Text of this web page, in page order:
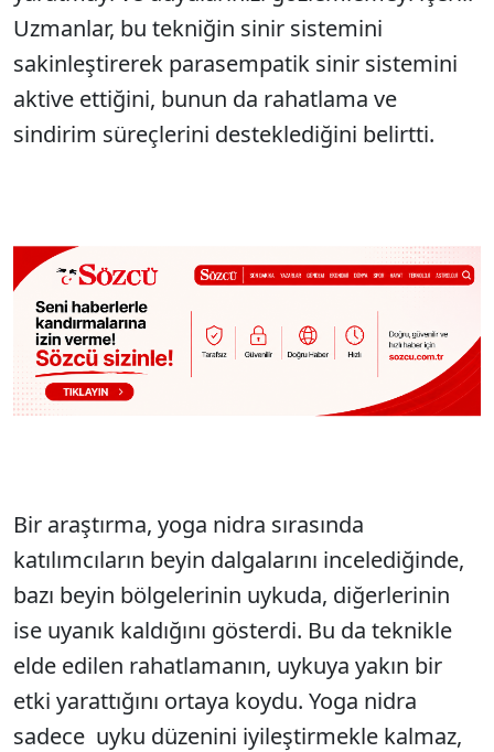
Uzmanlar, bu tekniğin sinir sistemini
sakinleştirerek parasempatik sinir sistemini
aktive ettiğini, bunun da rahatlama ve
sindirim süreçlerini desteklediğini belirtti.
Bir araştırma, yoga nidra sırasında
katılımcıların beyin dalgalarını incelediğinde,
bazı beyin bölgelerinin uykuda, diğerlerinin
ise uyanık kaldığını gösterdi. Bu da teknikle
elde edilen rahatlamanın, uykuya yakın bir
etki yarattığını ortaya koydu. Yoga nidra
sadece uyku düzenini iyileştirmekle kalmaz,